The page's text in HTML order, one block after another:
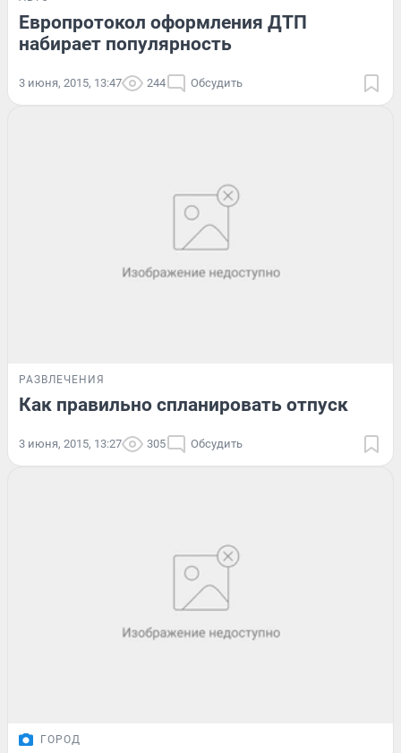
Европротокол оформления ДТП
набирает популярность
3 июня, 2015, 13:47 244 Обсудить
РАЗВЛЕЧЕНИЯ
Как правильно спланировать отпуск
3 июня, 2015, 13:27 305 Обсудить
ГОРОД